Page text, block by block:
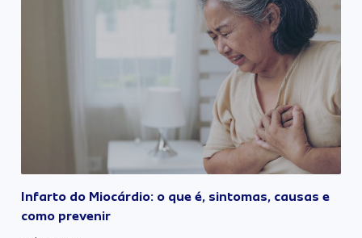
Infarto do Miocárdio: o que é, sintomas, causas e
como prevenir